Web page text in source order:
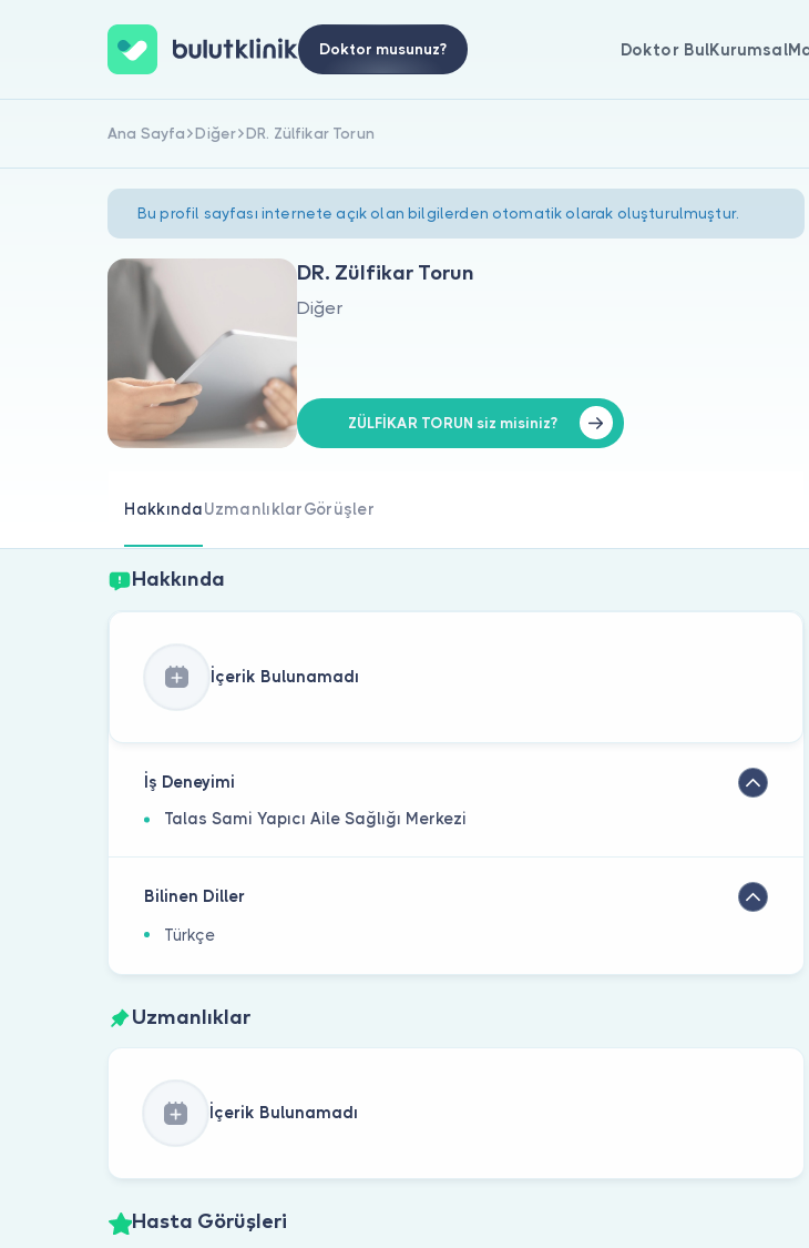
Doktor musunuz? Doktor BulKurumsal
Ana Sayfa Diğer DR. Zülfikar Torun
Bu profil sayfası internete açık olan bilgilerden otomatik olarak oluşturulmuştur.
DR. Zülfikar Torun
Diğer
ZÜLFİKAR TORUN siz misiniz?
HakkındaUzmanlıklarGörüşler
Hakkında
İçerik Bulunamadı
İş Deneyimi
Talas Sami Yapıcı Aile Sağlığı Merkezi
Bilinen Diller
Türkçe
Uzmanlıklar
İçerik Bulunamadı
Hasta Görüşleri